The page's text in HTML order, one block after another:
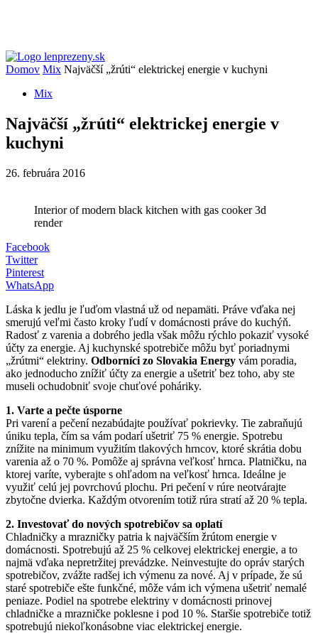
Domov Mix Najväčší „žrúti“ elektrickej energie v kuchyni
Mix
Najväčší „žrúti“ elektrickej energie v
kuchyni
26. februára 2016
Interior of modern black kitchen with gas cooker 3d
render
Facebook
Twitter
Pinterest
WhatsApp
Láska k jedlu je ľuďom vlastná už od nepamäti. Práve vďaka nej
smerujú veľmi často kroky ľudí v domácnosti práve do kuchýň.
Radosť z varenia a dobrého jedla však môžu rýchlo pokaziť vysoké
účty za energie. Aj kuchynské spotrebiče môžu byť poriadnymi
„žrútmi“ elektriny. Odborníci zo Slovakia Energy vám poradia,
ako jednoducho znížiť účty za energie a ušetriť bez toho, aby ste
museli ochudobniť svoje chuťové poháriky.
1. Varte a pečte úsporne
Pri varení a pečení nezabúdajte používať pokrievky. Tie zabraňujú
úniku tepla, čím sa vám podarí ušetriť 75 % energie. Spotrebu
znížite na minimum využitím tlakových hrncov, ktoré skrátia dobu
varenia až o 70 %. Pomôže aj správna veľkosť hrnca. Platničku, na
ktorej varíte, vyberajte s ohľadom na veľkosť hrnca. Ideálne je
využiť celú jej povrchovú plochu. Pri pečení v rúre neotvárajte
zbytočne dvierka. Každým otvorením totiž rúra stratí až 20 % tepla.
2. Investovať do nových spotrebičov sa oplatí
Chladničky a mrazničky patria k najväčším žrútom energie v
domácnosti. Spotrebujú až 25 % celkovej elektrickej energie, a to
najmä vďaka nepretržitej prevádzke. Neinvestujte do opráv starých
spotrebičov, zvážte radšej ich výmenu za nové. Aj v prípade, že sú
staré spotrebiče ešte funkčné, môže vám ich výmena ušetriť nemalé
peniaze. Podiel na spotrebe elektriny v domácnosti prinovej
chladničke a mrazničke poklesne i pod 10 %. Staršie spotrebiče totiž
spotrebujú niekoľkonásobne viac elektrickej energie.